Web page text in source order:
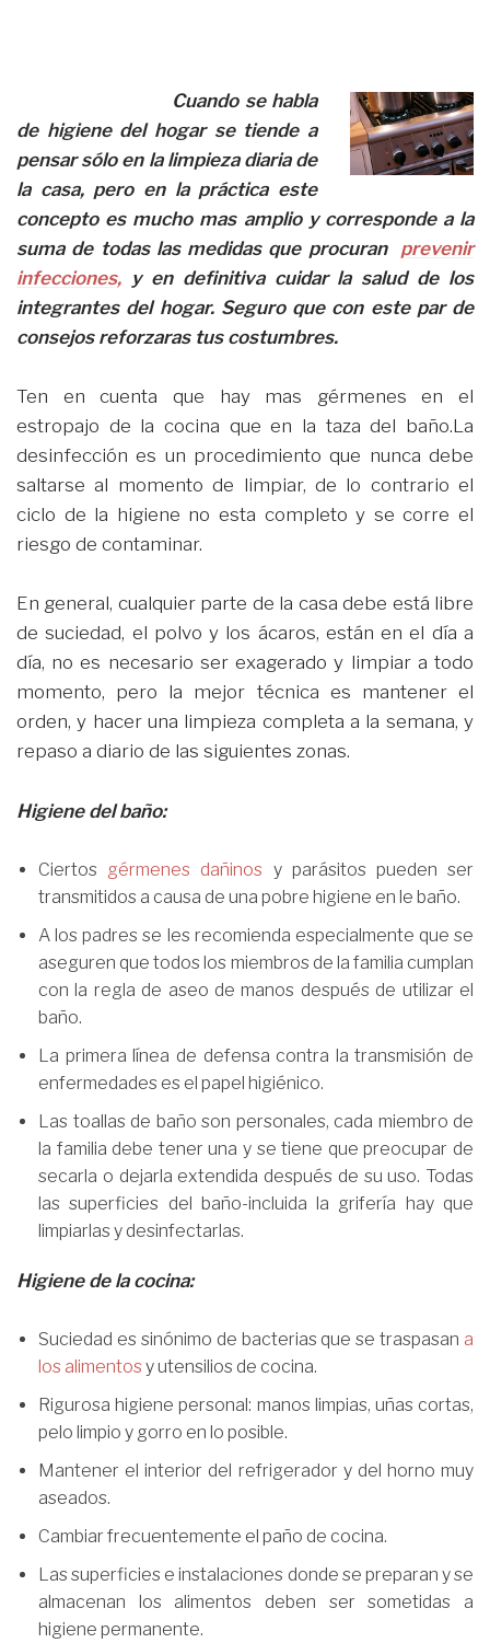
Cuando se habla
de higiene del hogar se tiende a
pensar sólo en la limpieza diaria de
la casa, pero en la práctica este
concepto es mucho mas amplio y corresponde a la
suma de todas las medidas que procuran prevenir
infecciones, y en definitiva cuidar la salud de los
integrantes del hogar. Seguro que con este par de
consejos reforzaras tus costumbres.
Ten en cuenta que hay mas gérmenes en el
estropajo de la cocina que en la taza del baño.La
desinfección es un procedimiento que nunca debe
saltarse al momento de limpiar, de lo contrario el
ciclo de la higiene no esta completo y se corre el
riesgo de contaminar.
En general, cualquier parte de la casa debe está libre
de suciedad, el polvo y los ácaros, están en el día a
día, no es necesario ser exagerado y limpiar a todo
momento, pero la mejor técnica es mantener el
orden, y hacer una limpieza completa a la semana, y
repaso a diario de las siguientes zonas.
Higiene del baño:
Ciertos gérmenes dañinos y parásitos pueden ser
transmitidos a causa de una pobre higiene en le baño.
A los padres se les recomienda especialmente que se
aseguren que todos los miembros de la familia cumplan
con la regla de aseo de manos después de utilizar el
baño.
La primera línea de defensa contra la transmisión de
enfermedades es el papel higiénico.
Las toallas de baño son personales, cada miembro de
la familia debe tener una y se tiene que preocupar de
secarla o dejarla extendida después de su uso. Todas
las superficies del baño-incluida la grifería hay que
limpiarlas y desinfectarlas.
Higiene de la cocina:
Suciedad es sinónimo de bacterias que se traspasan a
los alimentos y utensilios de cocina.
Rigurosa higiene personal: manos limpias, uñas cortas,
pelo limpio y gorro en lo posible.
Mantener el interior del refrigerador y del horno muy
aseados.
Cambiar frecuentemente el paño de cocina.
Las superficies e instalaciones donde se preparan y se
almacenan los alimentos deben ser sometidas a
higiene permanente.